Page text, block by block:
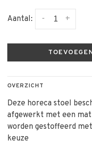
Aantal: +
-
OVERZICHT
Deze horeca stoel
afgewerkt met een
worden gestoffeerd
keuze